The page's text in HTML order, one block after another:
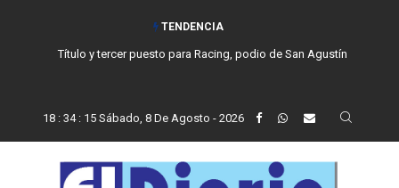
TENDENCIA
Título y tercer puesto para Racing, podio de San Agustín
18 : 34: 16 Sábado, 8 De Agosto - 2026